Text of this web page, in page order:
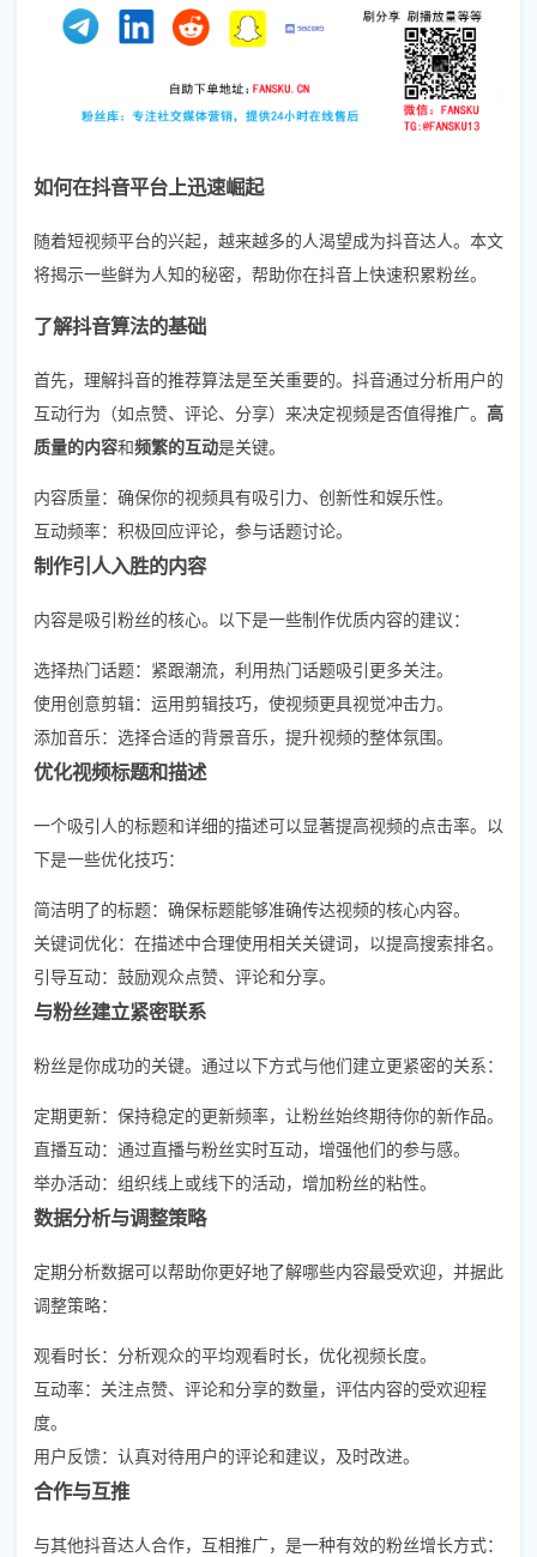
如何在抖音平台上迅速崛起
随着短视频平台的兴起，越来越多的人渴望成为抖音达人。本文
将揭示一些鲜为人知的秘密，帮助你在抖音上快速积累粉丝。
了解抖音算法的基础
首先，理解抖音的推荐算法是至关重要的。抖音通过分析用户的
互动行为（如点赞、评论、分享）来决定视频是否值得推广。 高
质量的内容和频繁的互动是关键。
内容质量：确保你的视频具有吸引力、创新性和娱乐性。
互动频率：积极回应评论，参与话题讨论。
制作引人入胜的内容
内容是吸引粉丝的核心。以下是一些制作优质内容的建议：
选择热门话题：紧跟潮流，利用热门话题吸引更多关注。
使用创意剪辑：运用剪辑技巧，使视频更具视觉冲击力。
添加音乐：选择合适的背景音乐，提升视频的整体氛围。
优化视频标题和描述
一个吸引人的标题和详细的描述可以显著提高视频的点击率。以
下是一些优化技巧：
简洁明了的标题：确保标题能够准确传达视频的核心内容。
关键词优化：在描述中合理使用相关关键词，以提高搜索排名。
引导互动：鼓励观众点赞、评论和分享。
与粉丝建立紧密联系
粉丝是你成功的关键。通过以下方式与他们建立更紧密的关系：
定期更新：保持稳定的更新频率，让粉丝始终期待你的新作品。
直播互动：通过直播与粉丝实时互动，增强他们的参与感。
举办活动：组织线上或线下的活动，增加粉丝的粘性。
数据分析与调整策略
定期分析数据可以帮助你更好地了解哪些内容最受欢迎，并据此
调整策略：
观看时长：分析观众的平均观看时长，优化视频长度。
互动率：关注点赞、评论和分享的数量，评估内容的受欢迎程
度。
用户反馈：认真对待用户的评论和建议，及时改进。
合作与互推
与其他抖音达人合作，互相推广，是一种有效的粉丝增长方式：